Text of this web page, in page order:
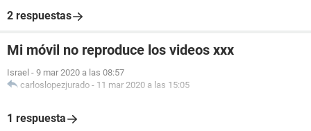
2 respuestas
Mi móvil no reproduce los videos xxx
Israel - 9 mar 2020 a las 08:57
carloslopezjurado - 11 mar 2020 a las 15:05
1 respuesta